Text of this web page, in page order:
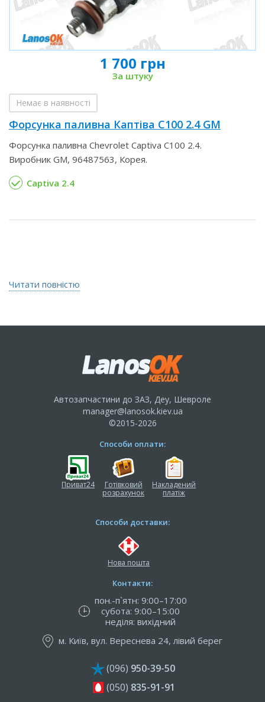
1 700 грн
За штуку
Немає в наявності
Форсунка паливна Каптіва С100 2.4 GM
Форсунка паливна Chevrolet Captiva C100 2.4.
Виробник GM, 96487563, Корея.
Captiva 2.4
Читати повністю
Автозапчастини до ЗАЗ, Деу, Шевроле
manager@lanosok.kiev.ua
©2015-2026
Способи оплати:
Приват24
Готівковий
розрахунок
Накладений
платіж
Способи доставки:
Нова пошта
Контакти:
пон.-п`ятн: 9:00–17:00
субота: 9:00–15:00
неділя: вихідний
м. Київ, вул. Вереснева 24, лівий берег
(096) 950-39-50
(050) 835-91-91